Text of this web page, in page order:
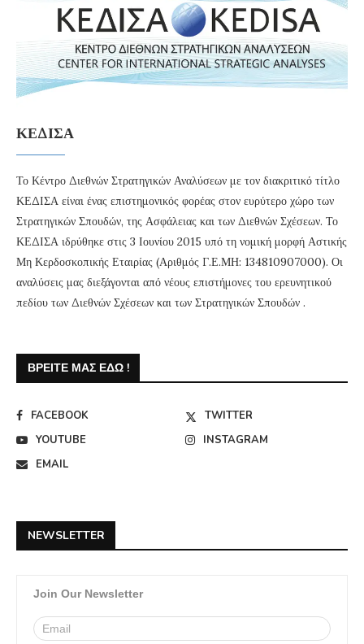
ΚΕΔΙΣΑ
Το Κέντρο Διεθνών Στρατηγικών Αναλύσεων με τον διακριτικό τίτλο
ΚΕΔΙΣΑ είναι ένας επιστημονικός φορέας στον ευρύτερο χώρο των
Στρατηγικών Σπουδών, της Ασφάλειας και των Διεθνών Σχέσεων. Το
ΚΕΔΙΣΑ ιδρύθηκε στις 3 Ιουνίου 2015 υπό τη νομική μορφή Αστικής
Μη Κερδοσκοπικής Εταιρίας (Αριθμός Γ.Ε.ΜΗ: 134810907000). Οι
αναλύσεις μας διεξάγονται από νέους επιστήμονες του ερευνητικού
πεδίου των Διεθνών Σχέσεων και των Στρατηγικών Σπουδών .
ΒΡΕΊΤΕ ΜΑΣ ΕΔΏ !
FACEBOOK
TWITTER
YOUTUBE
INSTAGRAM
EMAIL
NEWSLETTER
Join Our Newsletter